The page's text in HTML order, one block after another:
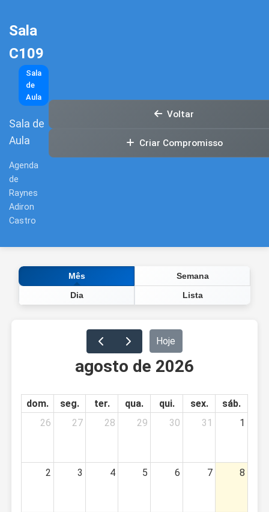
Sala
C109
Sala
de
Aula
Sala de
Aula
Agenda
de
Raynes
Adiron
Castro
Voltar
Criar Compromisso
Mês Semana
Dia Lista
Hoje
agosto de 2026
dom. seg. ter. qua. qui. sex.
sáb.
26
27 28 29 30 31 1
2 3 4 5 6 7 8